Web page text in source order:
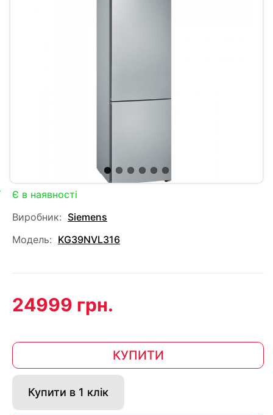
Є в наявності
Виробник: Siemens
Модель: KG39NVL316
24999 грн.
КУПИТИ
Купити в 1 клік